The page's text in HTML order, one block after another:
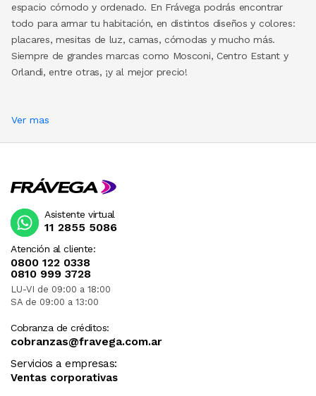
espacio cómodo y ordenado. En Frávega podrás encontrar
todo para armar tu habitación, en distintos diseños y colores:
placares, mesitas de luz, camas, cómodas y mucho más.
Siempre de grandes marcas como Mosconi, Centro Estant y
Orlandi, entre otras, ¡y al mejor precio!
Ver mas
Atención al cliente:
0800 122 0338
0810 999 3728
LU-VI de 09:00 a 18:00
SA de 09:00 a 13:00
Cobranza de créditos:
cobranzas@fravega.com.ar
Servicios a empresas:
Ventas corporativas
Asistente virtual
11 2855 5086